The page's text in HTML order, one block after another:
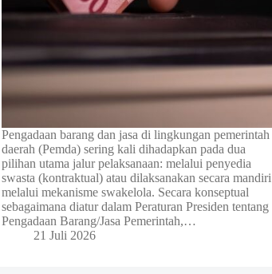
Pengadaan barang dan jasa di lingkungan pemerintah
daerah (Pemda) sering kali dihadapkan pada dua
pilihan utama jalur pelaksanaan: melalui penyedia
swasta (kontraktual) atau dilaksanakan secara mandiri
melalui mekanisme swakelola. Secara konseptual
sebagaimana diatur dalam Peraturan Presiden tentang
Pengadaan Barang/Jasa Pemerintah,…
21 Juli 2026